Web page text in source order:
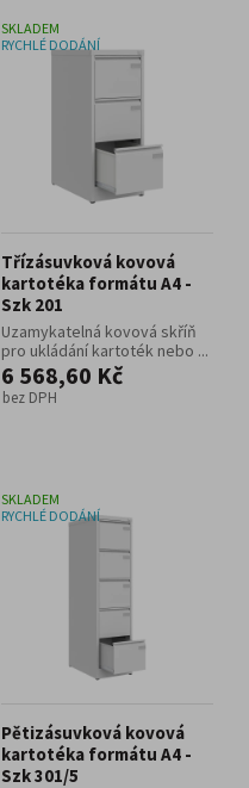
SKLADEM
RYCHLÉ DODÁNÍ
Třízásuvková kovová
kartotéka formátu A4 -
Szk 201
Uzamykatelná kovová skříň
pro ukládání kartoték nebo ...
6 568,60 Kč
bez DPH
SKLADEM
RYCHLÉ DODÁNÍ
Pětizásuvková kovová
kartotéka formátu A4 -
Szk 301/5